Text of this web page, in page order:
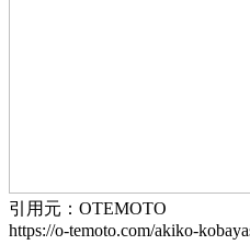
引用元：OTEMOTO
https://o-temoto.com/akiko-